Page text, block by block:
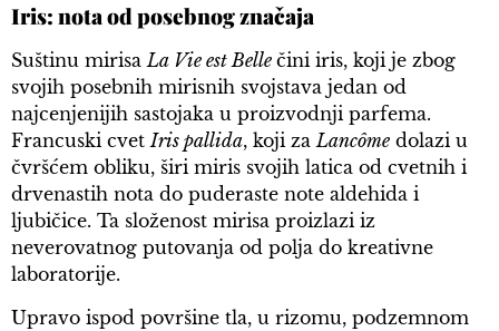
Iris: nota od posebnog značaja
Suštinu mirisaLa Vie est Belle čini iris, koji je zbog
svojih posebnih mirisnih svojstava jedan od
najcenjenijih sastojaka u proizvodnji parfema.
Francuski cvetIris pallida, koji zaLancôme dolazi u
čvršćem obliku, širi miris svojih latica od cvetnih i
drvenastih nota do puderaste note aldehida i
ljubičice. Ta složenost mirisa proizlazi iz
neverovatnog putovanja od polja do kreativne
laboratorije.
Upravo ispod površine tla, u rizomu, podzemnom